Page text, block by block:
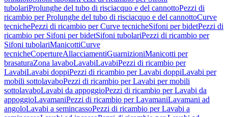
tubolariProlunghe del tubo di risciacquo e del cannottoPezzi di
ricambio per Prolunghe del tubo di risciacquo e del cannottoCurve
tecnichePezzi di ricambio per Curve tecnicheSifoni per bidetPezzi di
ricambio per Sifoni per bidetSifoni tubolariPezzi di ricambio per
Sifoni tubolariManicottiCurve
tecnicheCopertureAllacciamentiGuarnizioniManicotti per
brasaturaZona lavaboLavabiLavabiPezzi di ricambio per
LavabiLavabi doppiPezzi di ricambio per Lavabi doppiLavabi per
mobili sottolavaboPezzi di ricambio per Lavabi per mobili
sottolavaboLavabi da appoggioPezzi di ricambio per Lavabi da
appoggioLavamaniPezzi di ricambio per LavamaniLavamani ad
angoloLavabi a semincassoPezzi di ricambio per Lavabi a